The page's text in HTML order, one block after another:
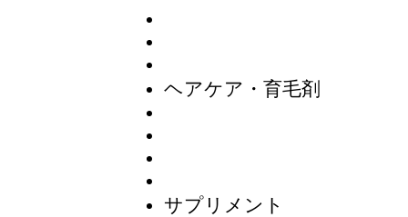
ヘアケア・育毛剤
サプリメント